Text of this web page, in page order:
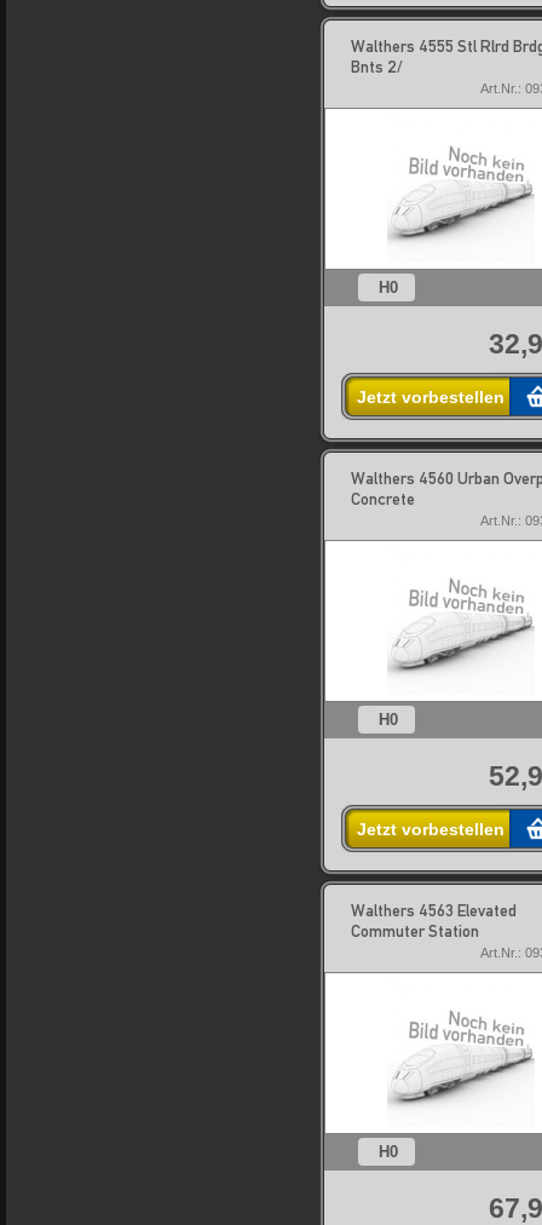
Walthers 4555 Stl Rlrd
Bnts 2/
Art.Nr.:
H0
Jetzt vorbestellen
Walthers 4560 Urban
Concrete
Art.Nr.:
H0
Jetzt vorbestellen
Walthers 4563 Elevated
Commuter Station
Art.Nr.:
H0